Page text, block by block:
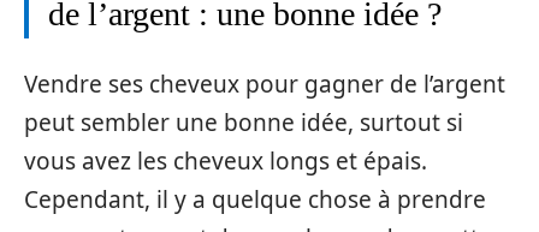
de l’argent : une bonne idée ?
Vendre ses cheveux pour gagner de l’argent
peut sembler une bonne idée, surtout si
vous avez les cheveux longs et épais.
Cependant, il y a quelque chose à prendre